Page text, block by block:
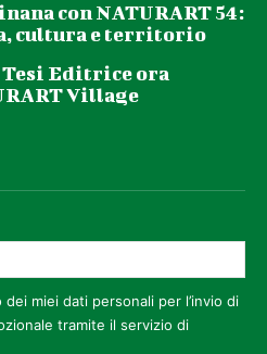
con NATURART 54:
cultura e territorio
Editrice ora
Village
miei dati personali per l’invio di
tramite il servizio di